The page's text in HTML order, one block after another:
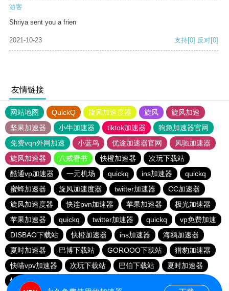
游客
Shriya sent you a frien
2021-10-23 支持[0] 反对[0]
友情链接
网站地图 QuickQ 旋风加速度器 旋风
旋风加速
坚果加速器
小牛加速器 tiktok加速器
狗急加速器官网
免费vqn外网加速
小蓝鸟 优途加速器官网
风驰加速器
旋风加速器
八戒看书 快橙加速器
次玩下载站
酷通vp加速器
一元机场 quickq ins加速器
quickq
蜜蜂加速器
旋风加速度器 twitter加速器
CC加速器
旋风加速度器
快连pvn加速器 苹果加速器
极光加速器
苹果加速器
quickq twitter加速器 quickq
vp免费加速
DISBAO下载站
快橙加速器 ins加速器
海鸥加速器
夏时加速器
巴博下载站 GOROOO下载站
猎豹加速器
快喵vpv加速器
次玩下载站 巴伯下载站
夏时加速器
快橙加速器